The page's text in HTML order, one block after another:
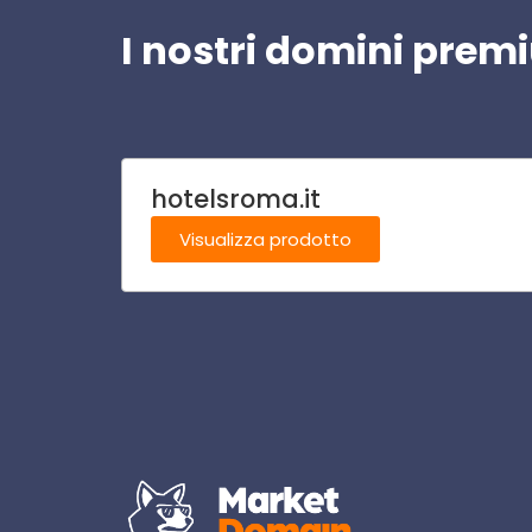
I nostri domini
hotelsroma.it
Visualizza prodotto